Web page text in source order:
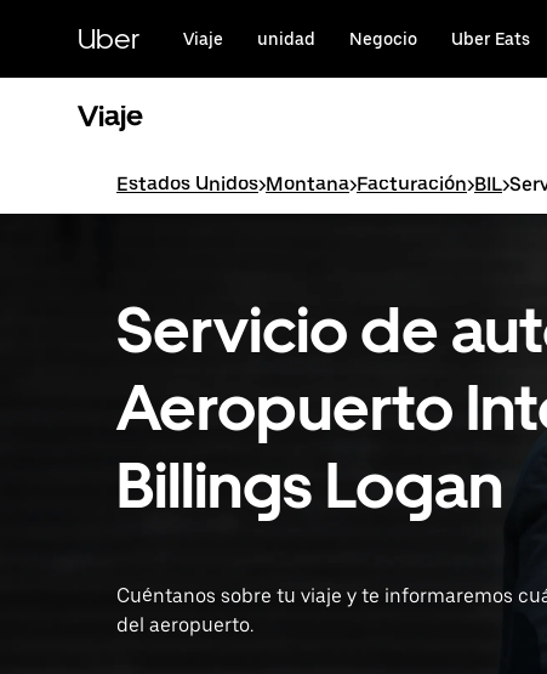
contenido
principal
Uber Viaje unidad Negocio Uber Eats
Viaje
Estados Unidos>Montana>Facturación>BIL>
Servicio de
Aeropuerto
Billings Logan
Cuéntanos sobre tu viaje y te informaremos
del aeropuerto.